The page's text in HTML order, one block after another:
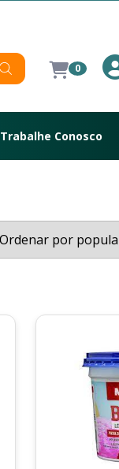
0
Trabalhe Conosco